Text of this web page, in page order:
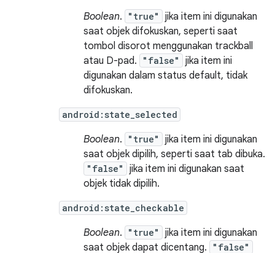
Boolean. "true"
jika item ini digunakan
saat objek difokuskan, seperti saat
tombol disorot menggunakan trackball
atau D-pad.
"false"
jika item ini
digunakan dalam status default, tidak
difokuskan.
android:state_selected
Boolean. "true"
jika item ini digunakan
saat objek dipilih, seperti saat tab dibuka.
"false"
jika item ini digunakan saat
objek tidak dipilih.
android:state_checkable
Boolean. "true"
jika item ini digunakan
saat objek dapat dicentang.
"false"